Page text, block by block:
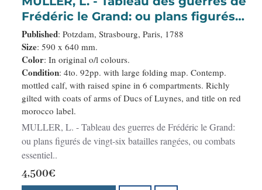
Frédéric le Grand: ou plans figurés
de vingt-six batailles rangées, ou
combats essentiels donnés dans les
trois guerres de Silésie. . .
Published: Potzdam, Strasbourg, Paris, 1788
Size: 590 x 640 mm.
Color: In original o/l colours.
Condition: 4to. 92pp. with large folding map. Contemp.
mottled calf, with raised spine in 6 compartments. Richly
gilted with coats of arms of Ducs of Luynes, and title on red
morocco label.
MULLER, L. - Tableau des guerres de Frédéric le Grand:
ou plans figurés de vingt-six batailles rangées, ou combats
essentiel..
4,500€